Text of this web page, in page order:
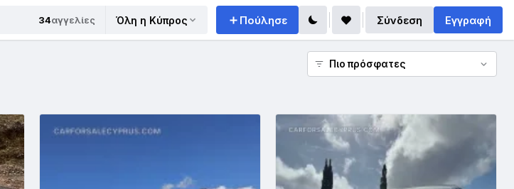
34αγγελίες Όλη η Κύπρος Πούλησε Σύνδεση Εγγραφή